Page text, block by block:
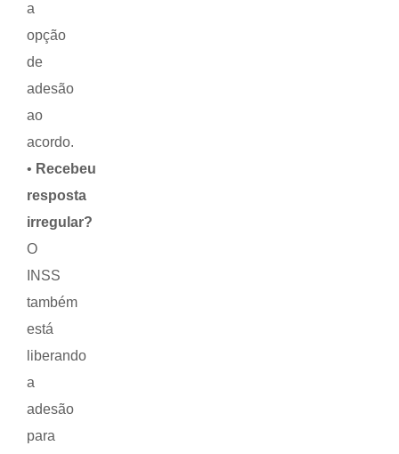
a
opção
de
adesão
ao
acordo.
• Recebeu
resposta
irregular?
O
INSS
também
está
liberando
a
adesão
para